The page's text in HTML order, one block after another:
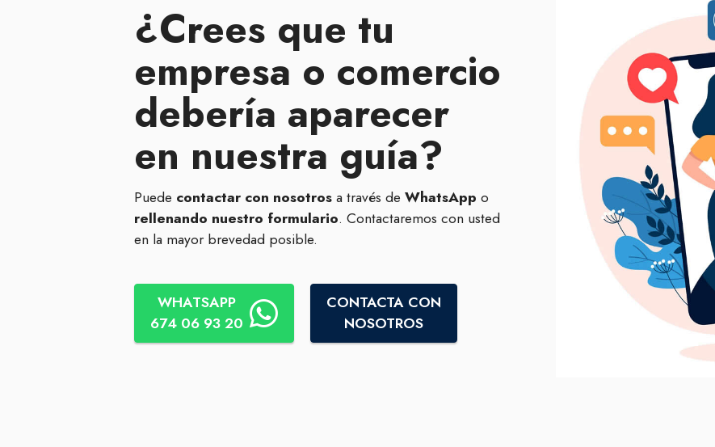
¿Crees que tu
empresa o comercio
debería aparecer
en nuestra guía?
Puede contactar con nosotrosa través de WhatsApp o
rellenando nuestro formulario. Contactaremos con usted
en la mayor brevedad posible.
WHATSAPP
674 06 93 20
CONTACTA CON
NOSOTROS